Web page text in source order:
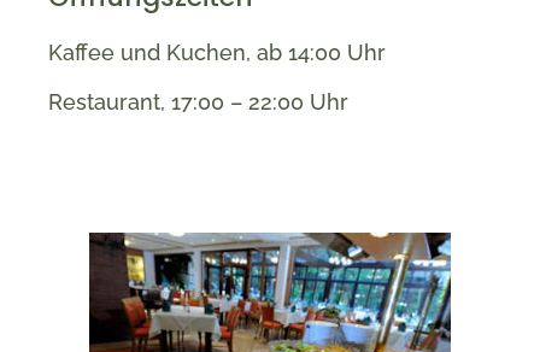
Kaffee und Kuchen, ab 14:00 Uhr
Restaurant, 17:00 – 22:00 Uhr